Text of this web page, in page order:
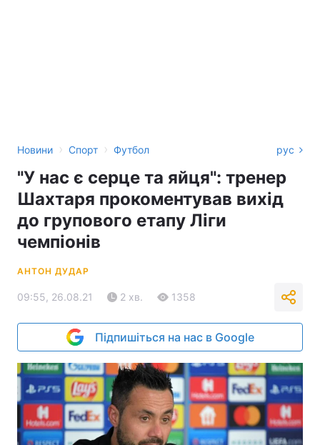
Новини › Спорт › Футбол рус
"У нас є серце та яйця": тренер
Шахтаря прокоментував вихід
до групового етапу Ліги
чемпіонів
АНТОН ДУДАР
09:55, 26.08.21 2 хв. 1358
Підпишіться на нас в Google